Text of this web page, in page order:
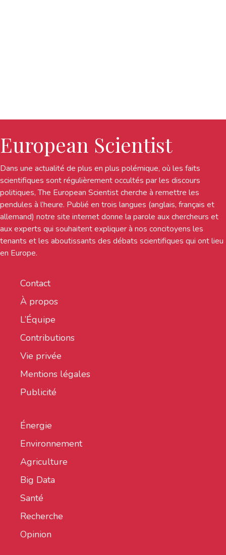
European Scientist
Dans une actualité de plus en plus polémique, où les faits
scientifiques sont régulièrement occultés par les discours
politiques, The European Scientist cherche à remettre les
pendules à l’heure. Publié en trois langues (anglais, français et
allemand) notre site internet donne la parole aux chercheurs et
aux experts qui souhaitent expliquer à nos concitoyens les
tenants et les aboutissants des débats scientifiques qui ont lieu
en Europe.
Contact
À propos
L’Équipe
Contributions
Vie privée
Mentions légales
Publicité
Énergie
Environnement
Agriculture
Big Data
Santé
Recherche
Opinion